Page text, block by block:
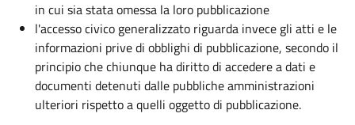
in cui sia stata omessa la loro pubblicazione
l'accesso civico generalizzato riguarda invece gli atti e le
informazioni prive di obblighi di pubblicazione, secondo il
principio che chiunque ha diritto di accedere a dati e
documenti detenuti dalle pubbliche amministrazioni
ulteriori rispetto a quelli oggetto di pubblicazione.